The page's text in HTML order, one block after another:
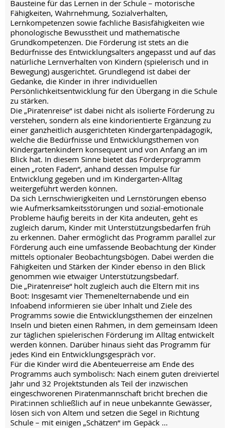
Bausteine für das Lernen in der Schule – motorische
Fähigkeiten, Wahrnehmung, Sozialverhalten,
Lernkompetenzen sowie fachliche Basisfähigkeiten wie
phonologische Bewusstheit und mathematische
Grundkompetenzen. Die Förderung ist stets an die
Bedürfnisse des Entwicklungsalters angepasst und auf das
natürliche Lernverhalten von Kindern (spielerisch und in
Bewegung) ausgerichtet. Grundlegend ist dabei der
Gedanke, die Kinder in ihrer individuellen
Persönlichkeitsentwicklung für den Übergang in die Schule
zu stärken.
Die „Piratenreise“ ist dabei nicht als isolierte Förderung zu
verstehen, sondern als eine kindorientierte Ergänzung zu
einer ganzheitlich ausgerichteten Kindergartenpädagogik,
welche die Bedürfnisse und Entwicklungsthemen von
Kindergartenkindern konsequent und von Anfang an im
Blick hat. In diesem Sinne bietet das Förderprogramm
einen „roten Faden“, anhand dessen Impulse für
Entwicklung gegeben und im Kindergarten-Alltag
weitergeführt werden können.
Da sich Lernschwierigkeiten und Lernstörungen ebenso
wie Aufmerksamkeitsstörungen und sozial-emotionale
Probleme häufig bereits in der Kita andeuten, geht es
zugleich darum, Kinder mit Unterstützungsbedarfen früh
zu erkennen. Daher ermöglicht das Programm parallel zur
Förderung auch eine umfassende Beobachtung der Kinder
mittels optionaler Beobachtungsbögen. Dabei werden die
Fähigkeiten und Stärken der Kinder ebenso in den Blick
genommen wie etwaiger Unterstützungsbedarf.
Die „Piratenreise“ holt zugleich auch die Eltern mit ins
Boot: Insgesamt vier Themenelternabende und ein
Infoabend informieren sie über Inhalt und Ziele des
Programms sowie die Entwicklungsthemen der einzelnen
Inseln und bieten einen Rahmen, in dem gemeinsam Ideen
zur täglichen spielerischen Förderung im Alltag entwickelt
werden können. Darüber hinaus sieht das Programm für
jedes Kind ein Entwicklungsgespräch vor.
Für die Kinder wird die Abenteuerreise am Ende des
Programms auch symbolisch: Nach einem guten dreiviertel
Jahr und 32 Projektstunden als Teil der inzwischen
eingeschworenen Piratenmannschaft bricht brechen die
Pirat:innen schließlich auf in neue unbekannte Gewässer,
lösen sich von Altem und setzen die Segel in Richtung
Schule – mit einigen „Schätzen“ im Gepäck …